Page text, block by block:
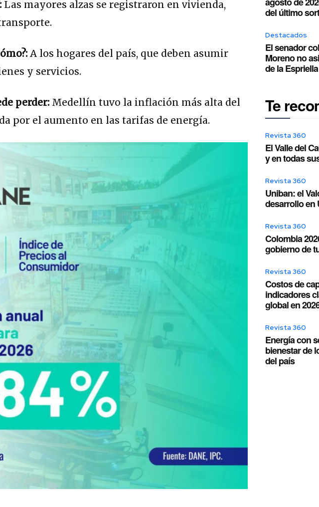
Las mayores alzas se registraron en vivienda,
A los hogares del país, que deben asumir
y servicios.
perder: Medellín tuvo la inflación más alta del
por el aumento en las tarifas de energía.
del último
Destacados
El senador
Moreno no
de la Espriella
Te
Revista 360
El Valle del
y en todas
Revista 360
Uniban: el
desarrollo en
Revista 360
Colombia
gobierno de
Revista 360
Costos de
indicadores
global en
Revista 360
Energía con
bienestar de
del país